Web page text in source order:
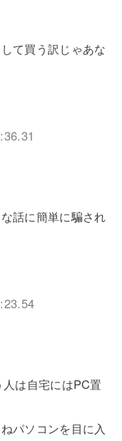
て買う訳じゃあな
話に簡単に騙され
は自宅にはPC置
パソコンを目に入